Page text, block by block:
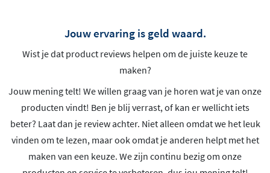
Jouw ervaring is geld waard.
Wist je dat product reviews helpen om de juiste keuze te
maken?
Jouw mening telt! We willen graag van je horen wat je van onze
producten vindt! Ben je blij verrast, of kan er wellicht iets
beter? Laat dan je review achter. Niet alleen omdat we het leuk
vinden om te lezen, maar ook omdat je anderen helpt met het
maken van een keuze. We zijn continu bezig om onze